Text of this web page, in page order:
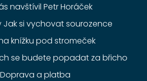
navštívil Petr Horáček
Jak si vychovat sourozence
knížku pod stromeček
se budete popadat za břicho
Doprava a platba